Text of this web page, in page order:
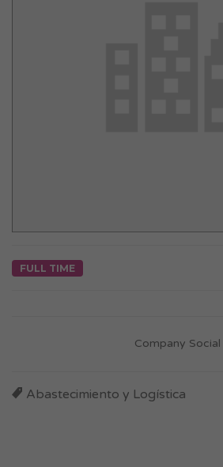
FULL TIME
Company Social
Abastecimiento y Logística